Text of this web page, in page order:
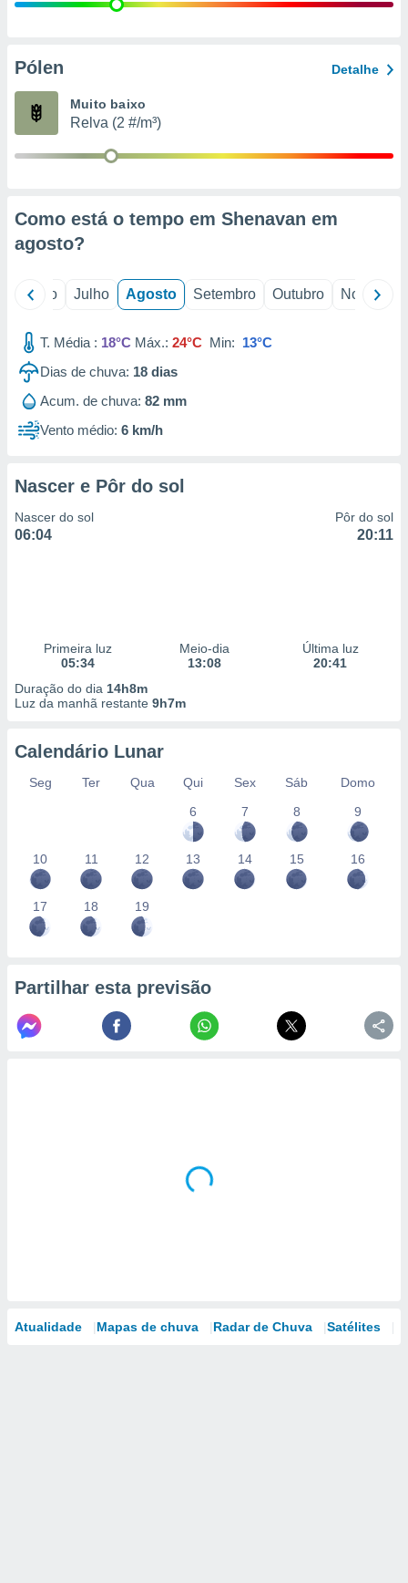
e
de
Pólen Detalhe
Muito baixo
Relva (2 #/m³)
Como está o tempo em Shenavan em
agosto?
Junho Julho Agosto Setembro Outubro Novembro
T. Média : 18°C Máx.: 24°C Min: 13°C
Dias de chuva: 18 dias
Acum. de chuva: 82 mm
Vento médio: 6 km/h
Nascer e Pôr do sol
Nascer do sol
06:04
Pôr do sol
20:11
Primeira luz
05:34
Meio-dia
13:08
Última luz
20:41
Duração do dia 14h8m
Luz da manhã restante 9h7m
Calendário Lunar
Seg Ter Qua Qui Sex Sáb
Domo
6
7 8 9
10 11 12 13 14 15 16
17 18 19
Partilhar esta previsão
Atualidade Mapas de chuva Radar de Chuva Satélites